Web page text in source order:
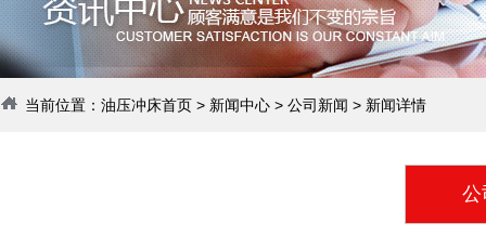
当前位置： 油压冲床首页 > 新闻中心 > 公司新闻 > 新闻详情
公